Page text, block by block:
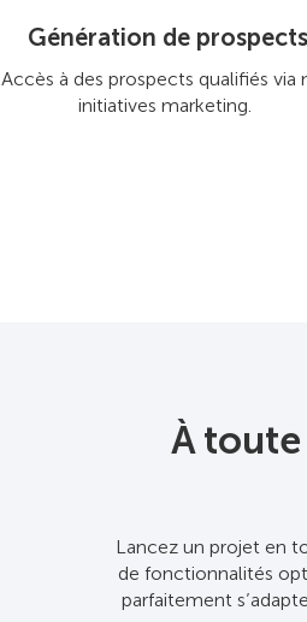
Génération de prospects
Accès à des prospects qualifiés via
initiatives marketing.
À
Lancez un projet en
de fonctionnalités
parfaitement